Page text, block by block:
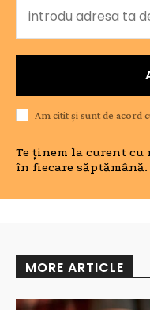
Am citit și sunt de acord
Te ținem la curent cu
în fiecare săptămână.
MORE ARTICLE